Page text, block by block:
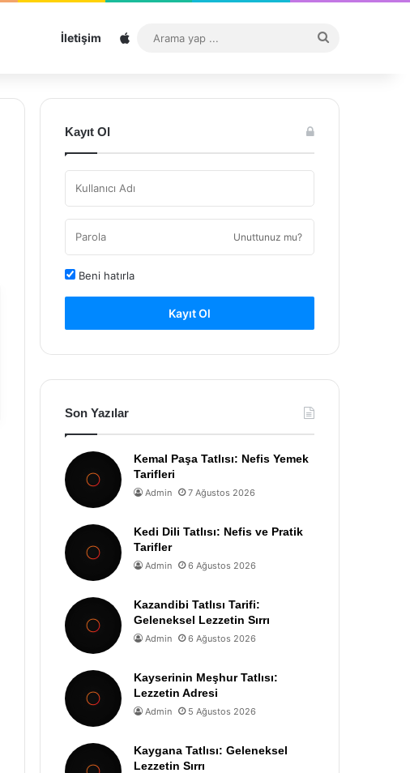
İletişim Sitemap
...
Kayıt Ol
Unuttunuz mu?
Beni hatırla
Kayıt Ol
Son Yazılar
Kemal Paşa Tatlısı: Nefis Yemek
Tarifleri
Admin 7 Ağustos 2026
Kedi Dili Tatlısı: Nefis ve Pratik
Tarifler
Admin 6 Ağustos 2026
Kazandibi Tatlısı Tarifi:
Geleneksel Lezzetin Sırrı
Admin 6 Ağustos 2026
Kayserinin Meşhur Tatlısı:
Lezzetin Adresi
Admin 5 Ağustos 2026
Kaygana Tatlısı: Geleneksel
Lezzetin Sırrı